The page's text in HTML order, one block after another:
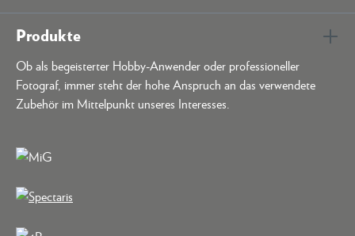
Produkte
Ob als begeisterter Hobby-Anwender oder professioneller
Fotograf, immer steht der hohe Anspruch an das verwendete
Zubehör im Mittelpunkt unseres Interesses.